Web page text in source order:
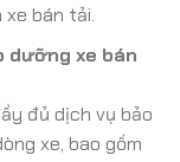
bán tải.
dưỡng xe bán
đủ dịch vụ bảo
xe, bao gồm